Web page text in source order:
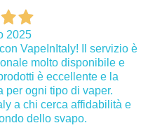
2025
VapeInItaly! Il servizio è
molto disponibile e
è eccellente e la
per ogni tipo di vaper.
a chi cerca affidabilità e
dello svapo.